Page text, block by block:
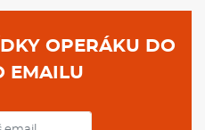
OPERÁKU DO
EMAILU